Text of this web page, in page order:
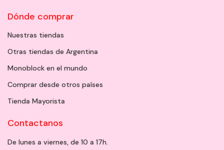
Dónde comprar
Nuestras tiendas
Otras tiendas de Argentina
Monoblock en el mundo
Comprar desde otros países
Tienda Mayorista
Contactanos
De lunes a viernes, de 10 a 17h.